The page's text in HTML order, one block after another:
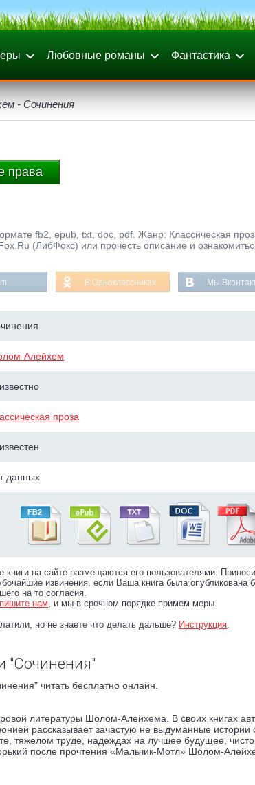
Любовные романы Фантастика
- Сочинения
права
fb2, epub, txt, doc, pdf. Жанр: Классическая
(ЛибФокс) или прочесть описание и
В Одноклассниках Мы
Алейхем
проза
данных
книги на сайте размещаются его пользователями.
извинения, если Ваша книга была опубликована
на то согласия.
нам, и мы в срочном порядке примем меры.
но не знаете что делать дальше? Инструкция.
"Сочинения"
читать бесплатно онлайн.
литературы Шолом-Алейхема. В своих книгах
рассказывает зачастую не выдуманные истории
тяжелом труде, надеждах на лучшее будущее,
после прочтения «Мальчик-Мотл» Шолом-